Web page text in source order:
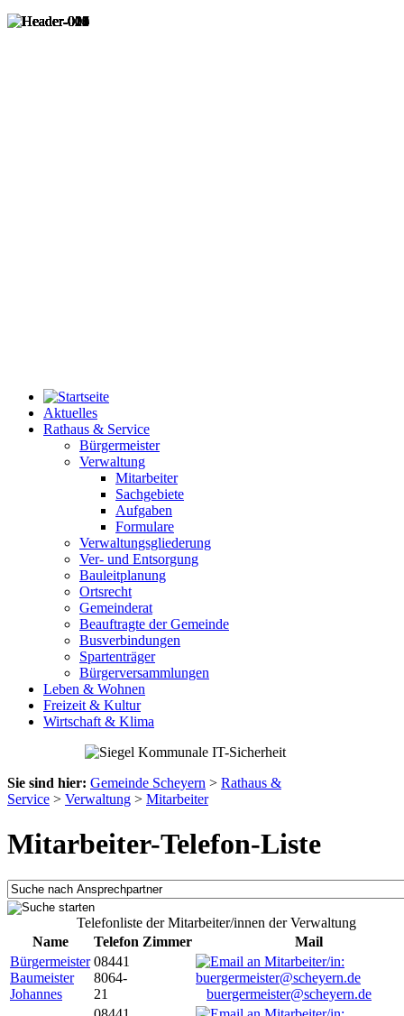
Aktuelles
Rathaus & Service
Bürgermeister
Verwaltung
Mitarbeiter
Sachgebiete
Aufgaben
Formulare
Verwaltungsgliederung
Ver- und Entsorgung
Bauleitplanung
Ortsrecht
Gemeinderat
Beauftragte der Gemeinde
Busverbindungen
Spartenträger
Bürgerversammlungen
Leben & Wohnen
Freizeit & Kultur
Wirtschaft & Klima
Sie sind hier: Gemeinde Scheyern > Rathaus &
Service > Verwaltung > Mitarbeiter
Mitarbeiter-Telefon-Liste
Telefonliste der Mitarbeiter/innen der Verwaltung
Name
Telefon Zimmer
Mail
Bürgermeister
Baumeister
Johannes
08441
8064-
21
buergermeister@scheyern.de